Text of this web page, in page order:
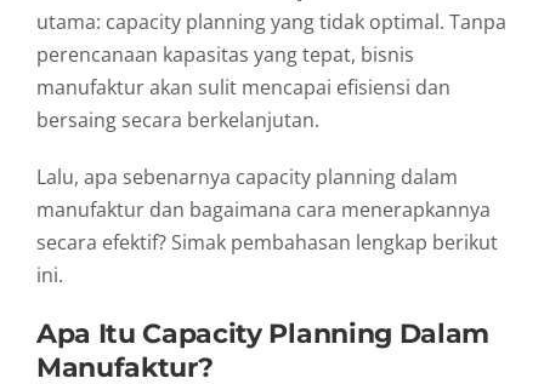
utama: capacity planning yang tidak optimal. Tanpa
perencanaan kapasitas yang tepat, bisnis
manufaktur akan sulit mencapai efisiensi dan
bersaing secara berkelanjutan.
Lalu, apa sebenarnya capacity planning dalam
manufaktur dan bagaimana cara menerapkannya
secara efektif? Simak pembahasan lengkap berikut
ini.
Apa Itu Capacity Planning Dalam
Manufaktur?